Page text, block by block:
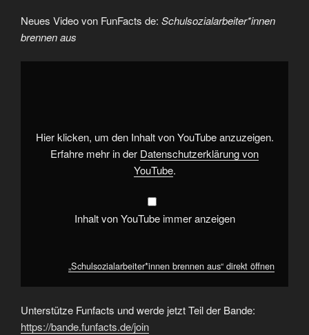
Neues Video von FunFacts de: Schulsozialarbeiter*innen
brennen aus
„Schulsozialarbeiter*innen
Hier klicken, um den Inhalt von YouTube anzuzeigen.
Erfahre mehr in der Datenschutzerklärung von
YouTube.
Inhalt von YouTube immer anzeigen
„Schulsozialarbeiter*innen brennen aus“ direkt öffnen
Unterstütze Funfacts und werde jetzt Teil der Bande:
https://bande.funfacts.de/join